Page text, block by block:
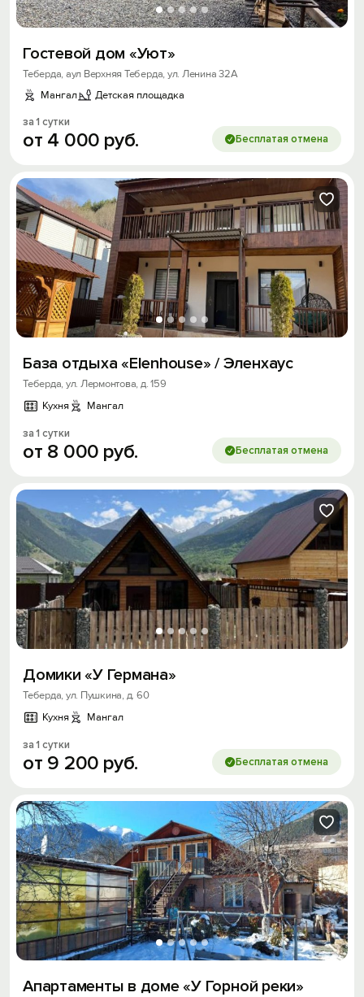
Гостевой дом «Уют»
Теберда, аул Верхняя Теберда, ул. Ленина 32А
Мангал
Детская площадка
за 1 сутки
от 4 000 руб. Бесплатая отмена
База отдыха «Elenhouse» / Эленхаус
Теберда, ул. Лермонтова, д. 159
Кухня
Мангал
за 1 сутки
от 8 000 руб. Бесплатая отмена
Домики «У Германа»
Теберда, ул. Пушкина, д. 60
Кухня
Мангал
за 1 сутки
от 9 200 руб. Бесплатая отмена
Апартаменты в доме «У Горной реки»